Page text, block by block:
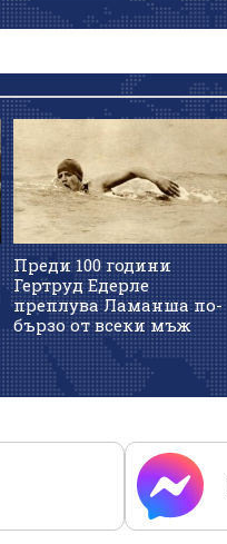
Преди 100 години
Гертруд Едерле
преплува Ламанша по-
бързо от всеки мъж